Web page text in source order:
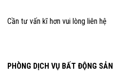
Cần tư vấn kĩ hơn vui lòng liên hệ
PHÒNG DỊCH VỤ BẤT ĐỘNG SẢN